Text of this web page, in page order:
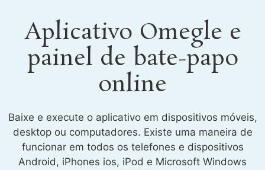
Aplicativo Omegle e
painel de bate-papo
online
Baixe e execute o aplicativo em dispositivos móveis,
desktop ou computadores. Existe uma maneira de
funcionar em todos os telefones e dispositivos
Android, iPhones ios, iPod e Microsoft Windows